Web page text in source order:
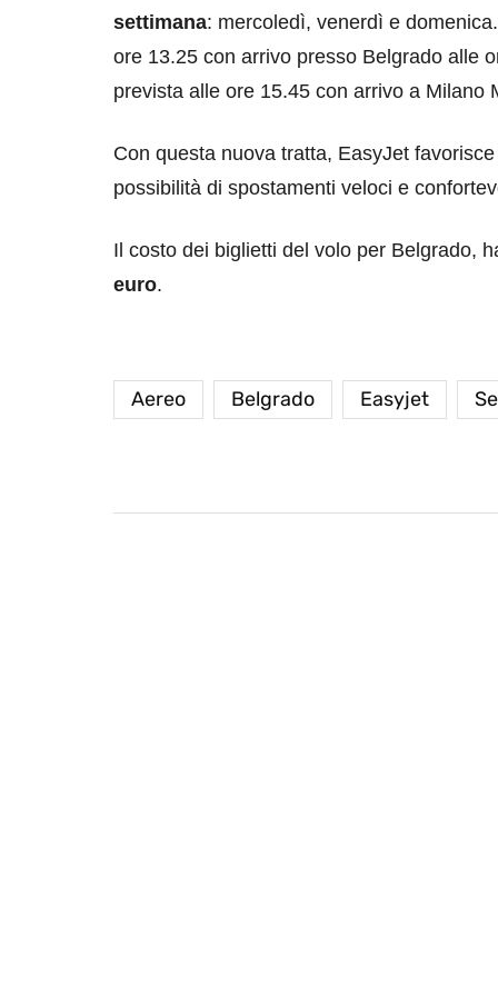
settimana: mercoledì, venerdì e
ore 13.25 con arrivo presso Belgrado alle
prevista alle ore 15.45 con arrivo a Milano
Con questa nuova tratta, EasyJet
possibilità di spostamenti veloci e
Il costo dei biglietti del volo per Belgrado,
euro.
Aereo Belgrado Easyjet